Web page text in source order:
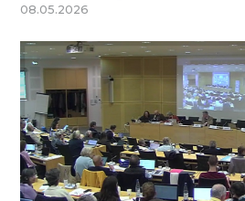
08.05.2026